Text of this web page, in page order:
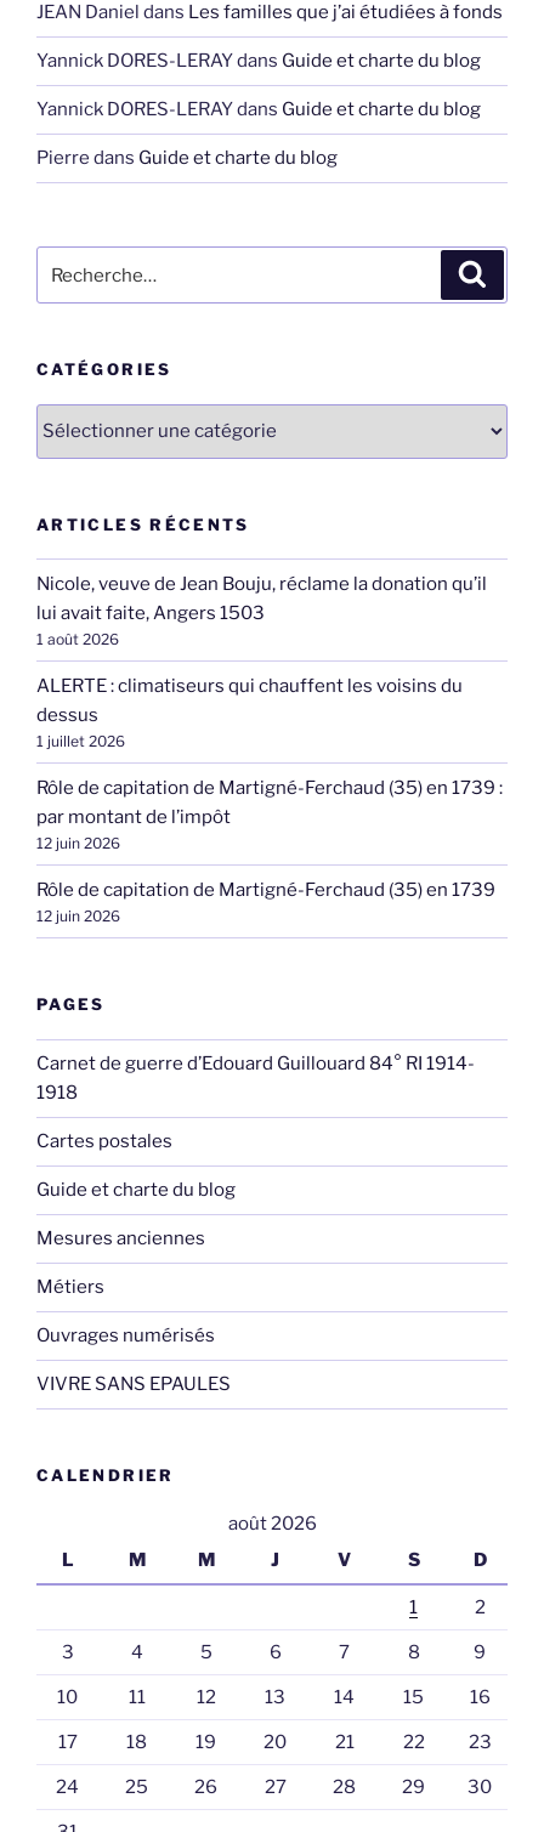
JEAN Daniel dans Les familles que j’ai étudiées à fonds
Yannick DORES-LERAYdans Guide et charte du blog
Yannick DORES-LERAYdans Guide et charte du blog
Pierre dans Guide et charte du blog
pour
CATÉGORIES
Catégories
ARTICLES RÉCENTS
Nicole, veuve de Jean Bouju, réclame la donation qu’il
lui avait faite, Angers 1503
1 août 2026
ALERTE : climatiseurs qui chauffent les voisins du
dessus
1 juillet 2026
Rôle de capitation de Martigné-Ferchaud (35) en 1739 :
par montant de l’impôt
12 juin 2026
Rôle de capitation de Martigné-Ferchaud (35) en 1739
12 juin 2026
PAGES
Carnet de guerre d’Edouard Guillouard 84° RI 1914-
1918
Cartes postales
Guide et charte du blog
Mesures anciennes
Métiers
Ouvrages numérisés
VIVRE SANS EPAULES
CALENDRIER
août 2026
L
M M J V S D
1 2
3 4 5 6 7 8 9
10 11 12 13 14 15 16
17 18 19 20 21 22 23
24 25 26 27 28 29 30